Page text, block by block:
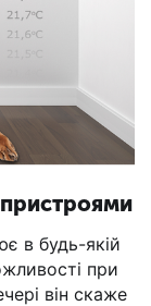
пристроями
в будь-якій
при
він скаже